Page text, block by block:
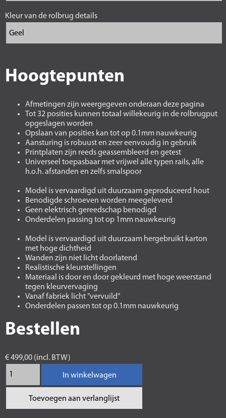
Kleur van de rolbrug details
Hoogtepunten
Afmetingen zijn weergegeven onderaan deze pagina
Tot 32 posities kunnen totaal willekeurig in de rolbrugput
opgeslagen worden
Opslaan van posities kan tot op 0.1mm nauwkeurig
Aansturing is robuust en zeer eenvoudig in gebruik
Printplaten zijn reeds geassembleerd en getest
Universeel toepasbaar met vrijwel alle typen rails, alle
h.o.h. afstanden en zelfs smalspoor
Model is vervaardigd uit duurzaam geproduceerd hout
Benodigde schroeven worden meegeleverd
Geen elektrisch gereedschap benodigd
Onderdelen passing tot op 1mm nauwkeurig
Model is vervaardigd uit duurzaam hergebruikt karton
met hoge dichtheid
Wanden zijn niet licht doorlatend
Realistische kleurstellingen
Materiaal is door en door gekleurd met hoge weerstand
tegen kleurvervaging
Vanaf fabriek licht "vervuild"
Onderdelen passen tot op 0.1mm nauwkeurig
Bestellen
€ 499,00 (incl. BTW)
In winkelwagen
Toevoegen aan verlanglijst